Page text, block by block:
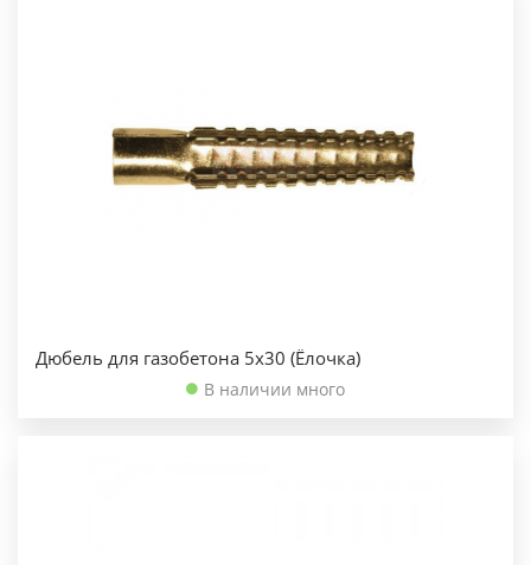
Дюбель для газобетона 5х30 (Ёлочка)
В наличии много